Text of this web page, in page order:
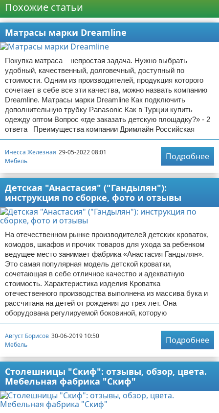
Похожие статьи
Матрасы марки Dreamline
Покупка матраса – непростая задача. Нужно выбрать
удобный, качественный, долговечный, доступный по
стоимости. Одним из производителей, продукция которого
сочетает в себе все эти качества, можно назвать компанию
Dreamline. Матрасы марки Dreamline Как подключить
дополнительную трубку Panasonic Как в Турции купить
одежду оптом Вопрос «где заказать детскую площадку?» - 2
ответа Преимущества компании Дримлайн Российская
Инесса Железная 29-05-2022 08:01
Мебель
Подробнее
Детская "Анастасия" ("Гандылян"):
инструкция по сборке, фото и отзывы
На отечественном рынке производителей детских кроваток,
комодов, шкафов и прочих товаров для ухода за ребенком
ведущее место занимает фабрика «Анастасия Гандылян».
Это самая популярная модель детской кроватки,
сочетающая в себе отличное качество и адекватную
стоимость. Характеристика изделия Кроватка
отечественного производства выполнена из массива бука и
рассчитана на детей от рождения до трех лет. Она
оборудована регулируемой боковиной, которую
Август Борисов 30-06-2019 10:50
Мебель
Подробнее
Столешницы "Скиф": отзывы, обзор, цвета.
Мебельная фабрика "Скиф"